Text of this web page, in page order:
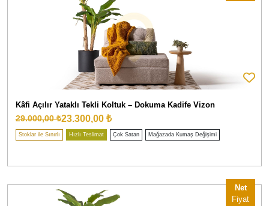
Kâfi Açılır Yataklı Tekli Koltuk – Dokuma Kadife Vizon
29.000,00 ₺23.300,00 ₺
Stoklar ile Sınırlı Hızlı Teslimat Çok Satan Mağazada Kumaş Değişimi
Net
Fiyat